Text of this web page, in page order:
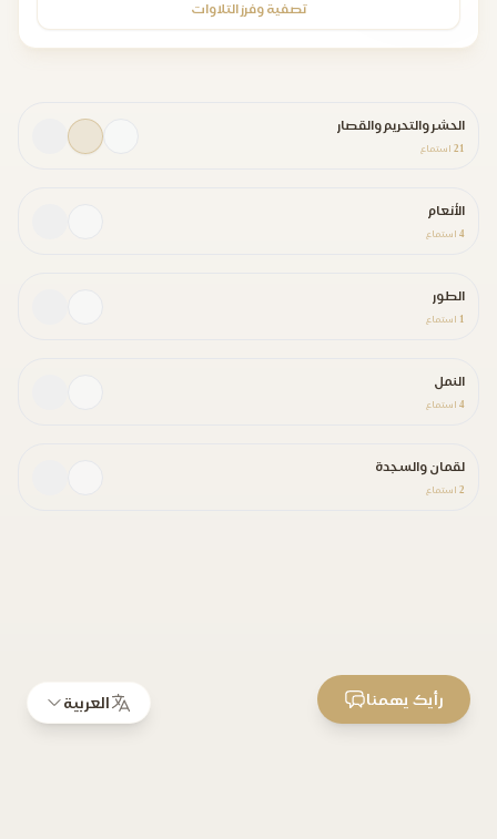
تصفية وفرز التلاوات
الحشر والتحريم والقصار
21 استماع
الأنعام
4 استماع
الطور
1 استماع
النمل
4 استماع
لقمان والسجدة
2 استماع
العربية رأيك يهمنا